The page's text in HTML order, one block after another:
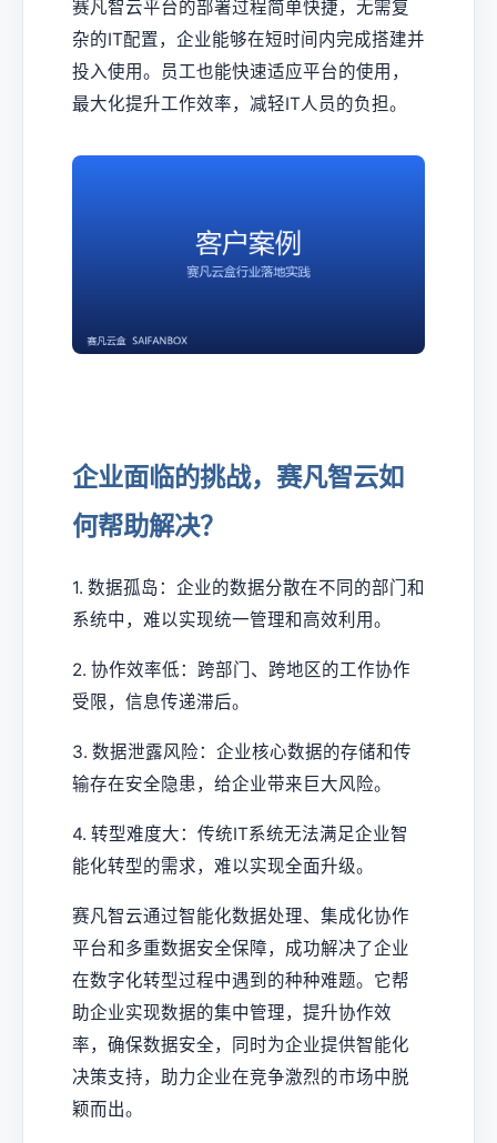
赛凡智云平台的部署过程简单快捷，无需复
杂的IT配置，企业能够在短时间内完成搭建并
投入使用。员工也能快速适应平台的使用，
最大化提升工作效率，减轻IT人员的负担。
企业面临的挑战，赛凡智云如
何帮助解决？
1. 数据孤岛：企业的数据分散在不同的部门和
系统中，难以实现统一管理和高效利用。
2. 协作效率低：跨部门、跨地区的工作协作
受限，信息传递滞后。
3. 数据泄露风险：企业核心数据的存储和传
输存在安全隐患，给企业带来巨大风险。
4. 转型难度大：传统IT系统无法满足企业智
能化转型的需求，难以实现全面升级。
赛凡智云通过智能化数据处理、集成化协作
平台和多重数据安全保障，成功解决了企业
在数字化转型过程中遇到的种种难题。它帮
助企业实现数据的集中管理，提升协作效
率，确保数据安全，同时为企业提供智能化
决策支持，助力企业在竞争激烈的市场中脱
颖而出。